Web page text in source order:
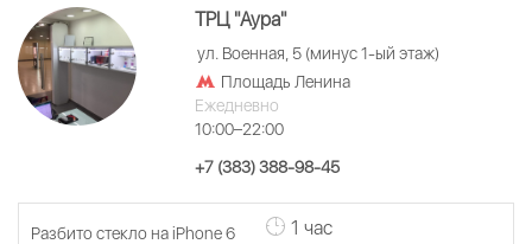
ТРЦ "Аура"
ул. Военная, 5 (минус 1-ый этаж)
Площадь Ленина
Ежедневно
10:00–22:00
+7 (383) 388-98-45
Разбито стекло на iPhone 6
1 час